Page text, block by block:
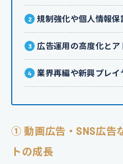
規制強化や個人情報保
広告運用の高度化と
業界再編や新興プレイ
① 動画広告・SNS広告
トの成長